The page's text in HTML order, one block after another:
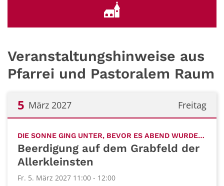
Veranstaltungshinweise aus
Pfarrei und Pastoralem Raum
Freitag
5 März 2027
DIE SONNE GING UNTER, BEVOR ES ABEND WURDE…
Beerdigung auf dem Grabfeld der
Allerkleinsten
Fr. 5. März 2027 11:00 - 12:00